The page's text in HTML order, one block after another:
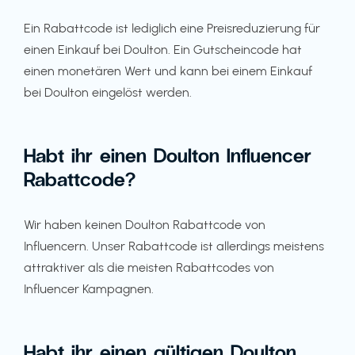
Ein Rabattcode ist lediglich eine Preisreduzierung für
einen Einkauf bei Doulton. Ein Gutscheincode hat
einen monetären Wert und kann bei einem Einkauf
bei Doulton eingelöst werden.
Habt ihr einen Doulton Influencer
Rabattcode?
Wir haben keinen Doulton Rabattcode von
Influencern. Unser Rabattcode ist allerdings meistens
attraktiver als die meisten Rabattcodes von
Influencer Kampagnen.